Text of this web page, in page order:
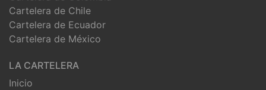
Cartelera de Chile
Cartelera de Ecuador
Cartelera de México
LA CARTELERA
Inicio